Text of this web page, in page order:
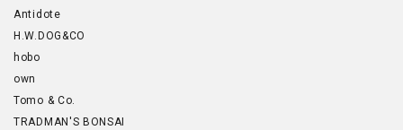
Antidote
H.W.DOG&CO
hobo
own
Tomo & Co.
TRADMAN'S BONSAI